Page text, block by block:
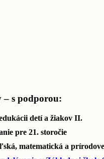
– s podporou:
detí a žiakov II.
pre 21. storočie
matematická a